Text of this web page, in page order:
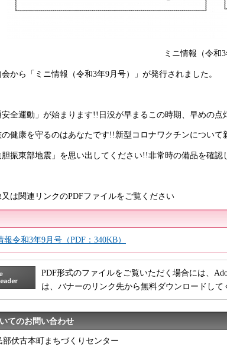
ミニ情報（令和3
から「ミニ情報（令和3年9月号）」が発行されました。
安全運動」が始まります!!日没が早まるこの時期、早めの点
の健康を守るのはあなたです!!新型コロナワクチンについ
胆振東部地震」を思い出してください!!非常時の備品を確認
は関連リンクのPDFファイルをご覧ください
報令和3年9月号（PDF：340KB）
PDF形式のファイルをご覧いただく場合には、
は、バナーのリンク先から無料ダウンロードして
てのお問い合わせ
部伏古本町まちづくりセンター